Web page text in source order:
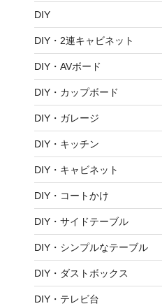
DIY
DIY・2連キャビネット
DIY・AVボード
DIY・カップボード
DIY・ガレージ
DIY・キッチン
DIY・キャビネット
DIY・コートかけ
DIY・サイドテーブル
DIY・シンプルなテーブル
DIY・ダストボックス
DIY・テレビ台